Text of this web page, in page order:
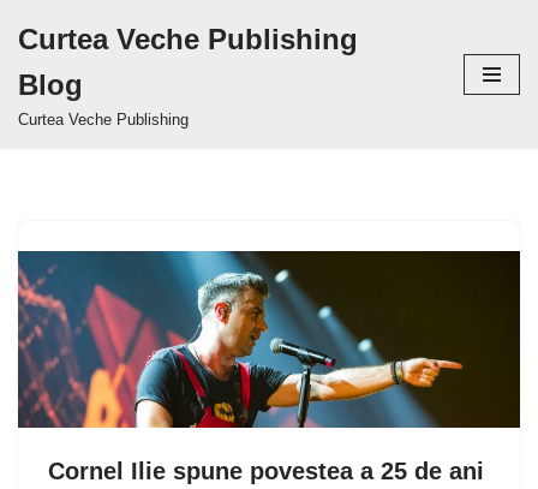
la
conținut
Curtea Veche Publishing
Blog
Curtea Veche Publishing
Cornel Ilie spune povestea a 25 de ani